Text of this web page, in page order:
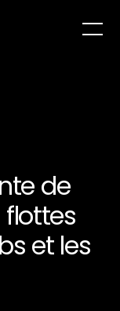
de
flottes
et les